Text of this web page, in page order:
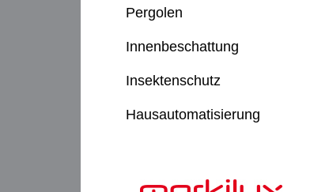
Pergolen
Innenbeschattung
Insektenschutz
Hausautomatisierung